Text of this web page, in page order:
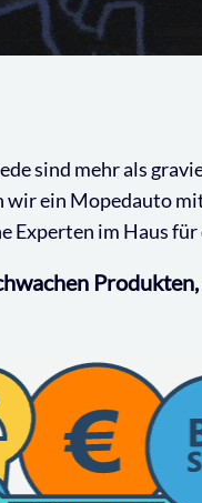
sind mehr als
ein Mopedauto
Experten im Haus für